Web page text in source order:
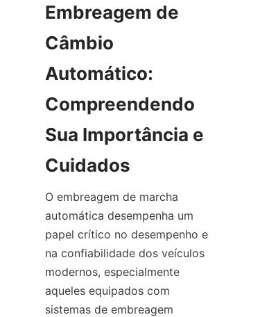
Embreagem de
Câmbio
Automático:
Compreendendo
Sua Importância e
Cuidados
O embreagem de marcha
automática desempenha um
papel crítico no desempenho e
na confiabilidade dos veículos
modernos, especialmente
aqueles equipados com
sistemas de embreagem